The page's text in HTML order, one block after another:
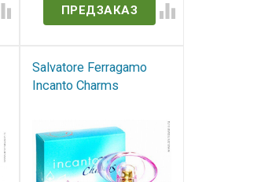
ПРЕДЗАКАЗ
Salvatore Ferragamo
Incanto Charms